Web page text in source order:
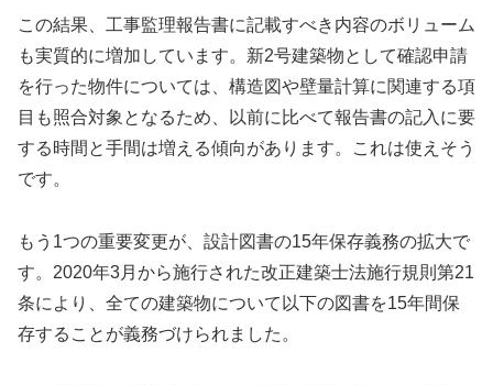
この結果、工事監理報告書に記載すべき内容のボリューム
も実質的に増加しています。新2号建築物として確認申請
を行った物件については、構造図や壁量計算に関連する項
目も照合対象となるため、以前に比べて報告書の記入に要
する時間と手間は増える傾向があります。これは使えそう
です。
もう1つの重要変更が、設計図書の15年保存義務の拡大で
す。2020年3月から施行された改正建築士法施行規則第21
条により、全ての建築物について以下の図書を15年間保
存することが義務づけられました。